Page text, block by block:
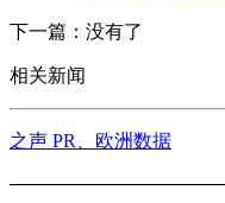
下一篇：没有了
相关新闻
之声 PR、欧洲数据